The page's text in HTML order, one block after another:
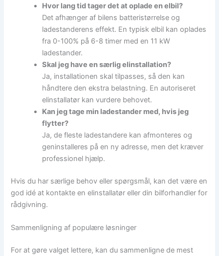
Hvor lang tid tager det at oplade en elbil?
Det afhænger af bilens batteristørrelse og
ladestanderens effekt. En typisk elbil kan oplades
fra 0-100% på 6-8 timer med en 11 kW
ladestander.
Skal jeg have en særlig elinstallation?
Ja, installationen skal tilpasses, så den kan
håndtere den ekstra belastning. En autoriseret
elinstallatør kan vurdere behovet.
Kan jeg tage min ladestander med, hvis jeg
flytter?
Ja, de fleste ladestandere kan afmonteres og
geninstalleres på en ny adresse, men det kræver
professionel hjælp.
Hvis du har særlige behov eller spørgsmål, kan det være en
god idé at kontakte en elinstallatør eller din bilforhandler for
rådgivning.
Sammenligning af populære løsninger
For at gøre valget lettere, kan du sammenligne de mest